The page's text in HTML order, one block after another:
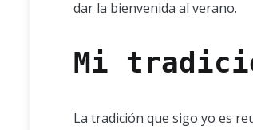
dar la bienvenida al verano.
Mi
La tradición que sigo yo es